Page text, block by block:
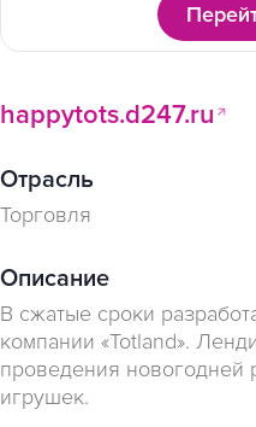
happytots.d247.ru
Отрасль
Торговля
Описание
В сжатые сроки
компании «Totland».
проведения новогодней
игрушек.